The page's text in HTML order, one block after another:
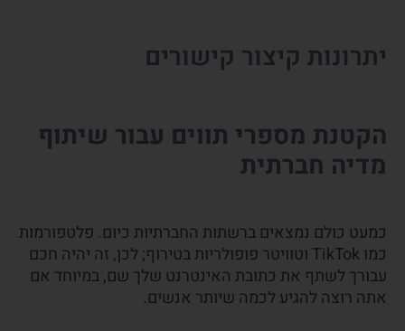
יתרונות קיצור קישורים
הקטנת מספרי תווים עבור שיתוף
מדיה חברתית
כמעט כולם נמצאים ברשתות החברתיות כיום. פלטפורמות
כמו TikTok וטוויטר פופולריות בטירוף; לכן, זה יהיה חכם
עבורך לשתף את כתובת האינטרנט שלך שם, במיוחד אם
אתה רוצה להגיע לכמה שיותר אנשים.